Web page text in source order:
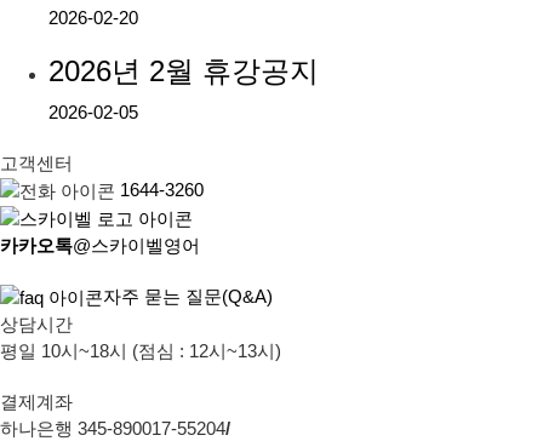
2026-02-20
2026년 2월 휴강공지
2026-02-05
고객센터
1644-3260
카카오톡@스카이벨영어
자주 묻는 질문(Q&A)
상담시간
평일 10시~18시 (점심 : 12시~13시)
결제계좌
하나은행 345-890017-55204/